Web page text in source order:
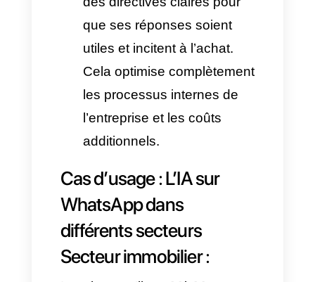
Mythes et vérités sur
l’automatisation avec des
agents IA sur WhatsApp
Mythe :
« L’automatisation
éloigne le client et rend
Vérité :Lesagents IA sur
WhatsAppcomprennent le
contexte et leur interaction est